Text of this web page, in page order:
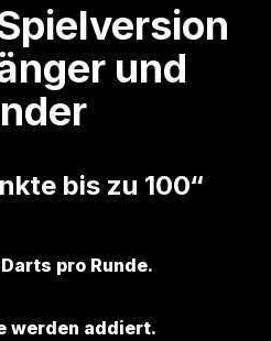
und
bis zu 100“
pro Runde.
werden addiert.